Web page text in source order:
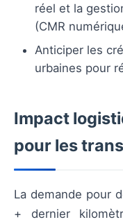
réel et la
(CMR
Anticiper les
urbaines pour
Impact
pour les
La demande pour
+ dernier